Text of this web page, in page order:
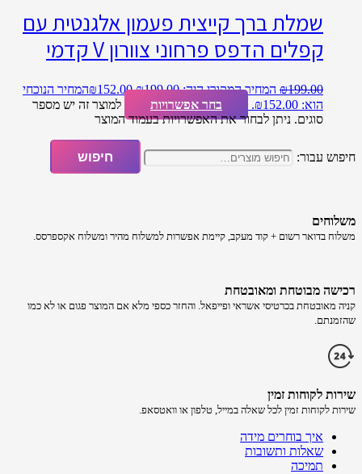
שמלת ברך קייצית פעמון אלגנטית עם
קפלים הדפס פרחוני צוורון V קדמי
₪199.00 המחיר המקורי היה: ₪199.00. ₪152.00
המחיר הנוכחי
הוא: ₪152.00.
בחר אפשרויות
למוצר זה יש מספר
סוגים. ניתן לבחור את האפשרויות בעמוד המוצר
חיפוש עבור: חיפוש
משלוחים
משלוח​ ב​דואר רשום + קוד מעקב​​, קיימת אפשרות למשלוח מהיר​ ומשלוח אקספרסס.
רכישה​ מבוטחת ​ומאובטחת
קניה מאובטחת בכרטיסי אשראי ופייפאל. והחזר כספי מלא אם המוצר פגום או לא כמו
שהזמנתם.
שירות לקוחות זמין
שירות לקוחות זמין לכל שאלה במייל, טלפון או וואטסאפ.
איך בוחרים מידה
שאלות ותשובות
תמיכה